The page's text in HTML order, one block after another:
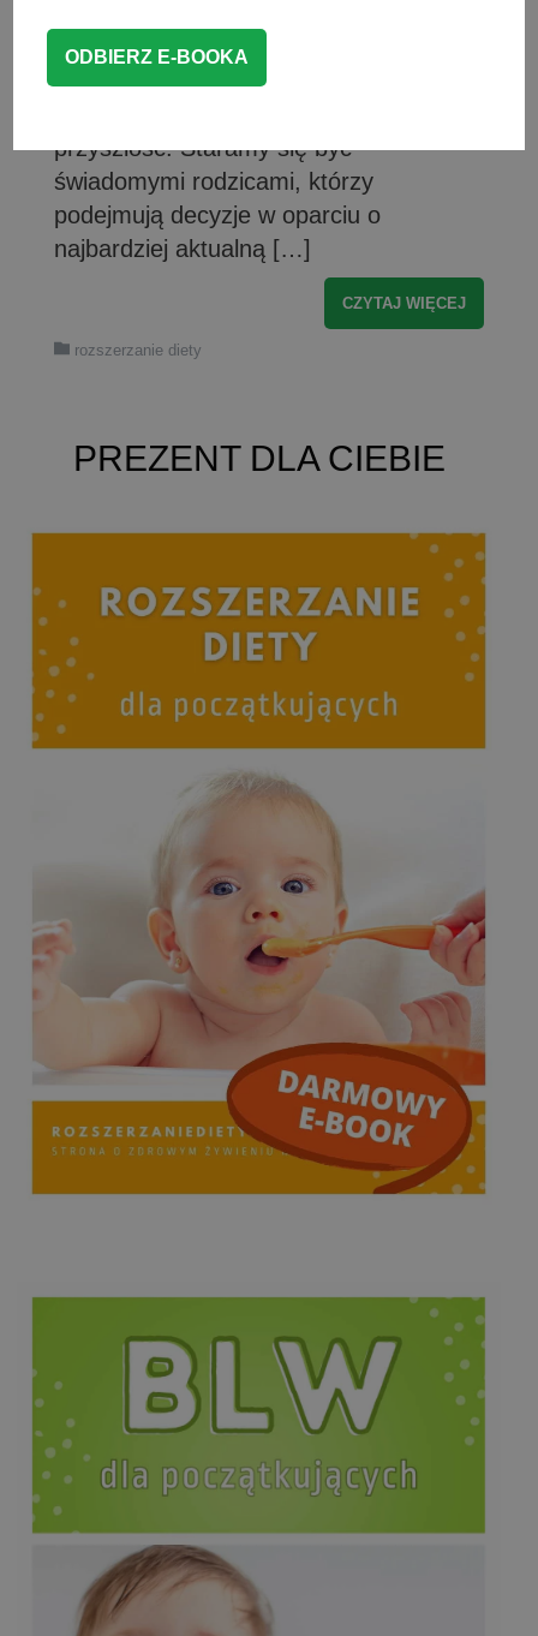
zdobywamy ogromną wiedzę z wielu
różnych dziedzin, aby zapewnić
przyszłość. Staramy się być
świadomymi rodzicami, którzy
podejmują decyzje w oparciu o
najbardziej aktualną […]
CZYTAJ WIĘCEJ
rozszerzanie diety
PREZENT DLA CIEBIE